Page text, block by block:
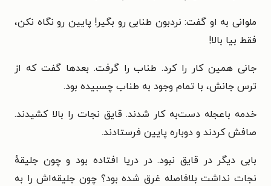
ملوانی به او گفت: نردبون طنابی رو بگیر! پایین رو نگاه نکن،
فقط بیا بالا!
جانی همین کار را کرد. طناب را گرفت. بعدها گفت که از
ترس جانش، با تمام وجود به طناب چسبیده بود.
خدمه باعجله دست‌به کار شدند. قایق نجات را بالا کشیدند.
صافش کردند و دوباره پایین فرستادند.
بابی دیگر در قایق نبود. در دریا افتاده بود و چون جلیقهٔ
نجات نداشت بلافاصله غرق شده بود؟ چون جلیقه‌اش را به